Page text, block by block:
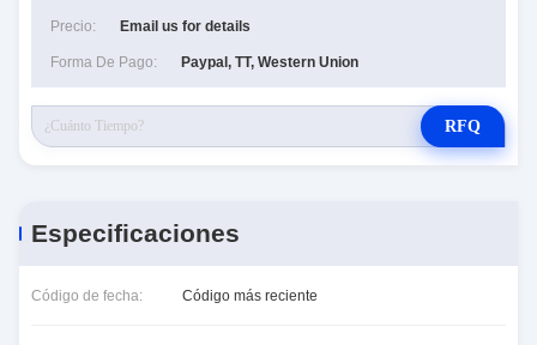
Precio: Email us for details
Forma De Pago: Paypal, TT, Western Union
RFQ
Especificaciones
Código de fecha: Código más reciente